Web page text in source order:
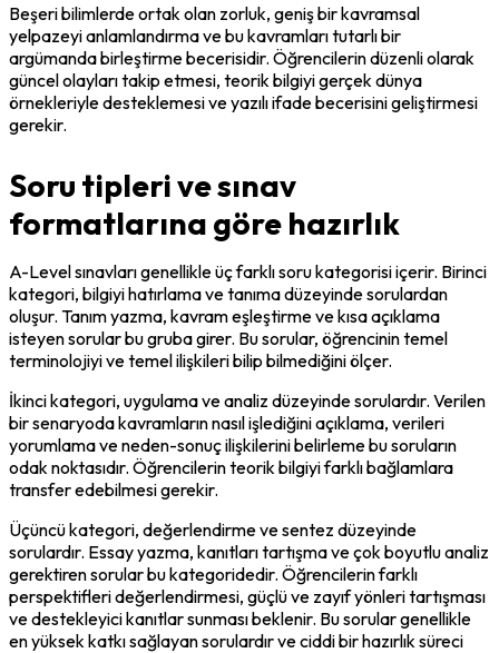
Beşeri bilimlerde ortak olan zorluk, geniş bir kavramsal
yelpazeyi anlamlandırma ve bu kavramları tutarlı bir
argümanda birleştirme becerisidir. Öğrencilerin düzenli olarak
güncel olayları takip etmesi, teorik bilgiyi gerçek dünya
örnekleriyle desteklemesi ve yazılı ifade becerisini geliştirmesi
gerekir.
Soru tipleri ve sınav
formatlarına göre hazırlık
A-Level sınavları genellikle üç farklı soru kategorisi içerir. Birinci
kategori, bilgiyi hatırlama ve tanıma düzeyinde sorulardan
oluşur. Tanım yazma, kavram eşleştirme ve kısa açıklama
isteyen sorular bu gruba girer. Bu sorular, öğrencinin temel
terminolojiyi ve temel ilişkileri bilip bilmediğini ölçer.
İkinci kategori, uygulama ve analiz düzeyinde sorulardır. Verilen
bir senaryoda kavramların nasıl işlediğini açıklama, verileri
yorumlama ve neden-sonuç ilişkilerini belirleme bu soruların
odak noktasıdır. Öğrencilerin teorik bilgiyi farklı bağlamlara
transfer edebilmesi gerekir.
Üçüncü kategori, değerlendirme ve sentez düzeyinde
sorulardır. Essay yazma, kanıtları tartışma ve çok boyutlu analiz
gerektiren sorular bu kategoridedir. Öğrencilerin farklı
perspektifleri değerlendirmesi, güçlü ve zayıf yönleri tartışması
ve destekleyici kanıtlar sunması beklenir. Bu sorular genellikle
en yüksek katkı sağlayan sorulardır ve ciddi bir hazırlık süreci